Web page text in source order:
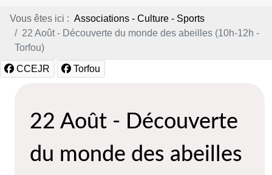
Vous êtes ici : Associations - Culture - Sports
22 Août - Découverte du monde des abeilles (10h-12h -
Torfou)
CCEJR Torfou
22 Août - Découverte
du monde des abeilles